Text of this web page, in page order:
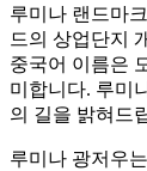
루미나 랜드마
드의 상업단지
중국어 이름은
미합니다. 루미
의 길을 밝혀드
루미나 광저우